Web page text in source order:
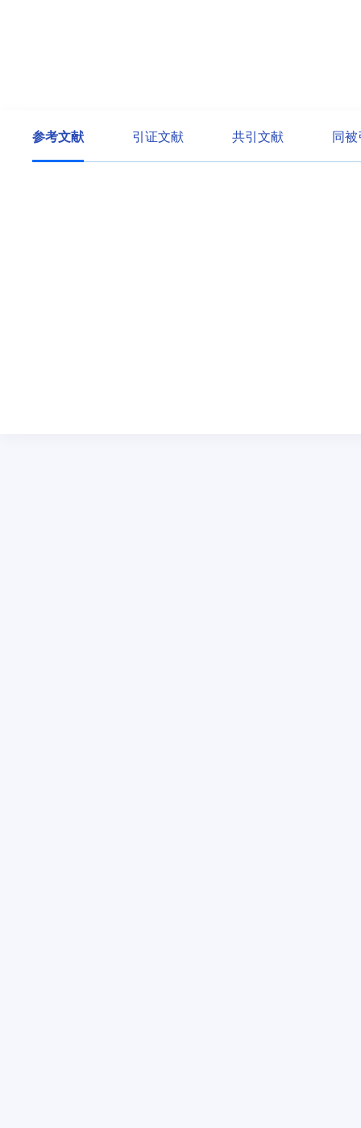
参考文献 引证文献 共引文献 同